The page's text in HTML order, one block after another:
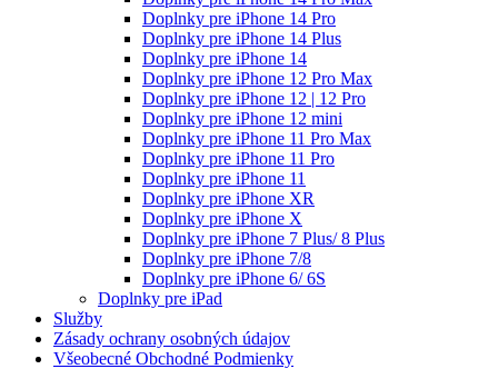
Doplnky pre iPhone 14 Pro
Doplnky pre iPhone 14 Plus
Doplnky pre iPhone 14
Doplnky pre iPhone 12 Pro Max
Doplnky pre iPhone 12 | 12 Pro
Doplnky pre iPhone 12 mini
Doplnky pre iPhone 11 Pro Max
Doplnky pre iPhone 11 Pro
Doplnky pre iPhone 11
Doplnky pre iPhone XR
Doplnky pre iPhone X
Doplnky pre iPhone 7 Plus/ 8 Plus
Doplnky pre iPhone 7/8
Doplnky pre iPhone 6/ 6S
Doplnky pre iPad
Služby
Zásady ochrany osobných údajov
Všeobecné Obchodné Podmienky